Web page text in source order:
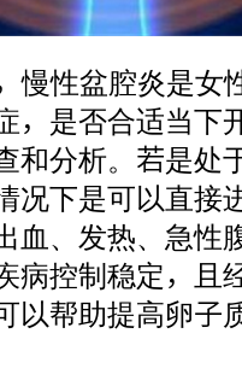
慢性盆腔炎是女
，是否合适当下
和分析。若是处
况下是可以直接
血、发热、急性
病控制稳定，且
以帮助提高卵子